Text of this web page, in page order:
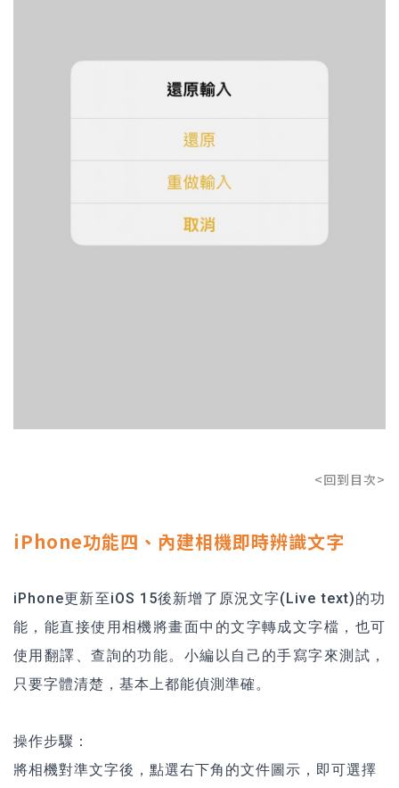
<回到目次>
iPhone功能四、內建相機即時辨識文字
iPhone更新至iOS 15後新增了原況文字(Live text)的功
能，能直接使用相機將畫面中的文字轉成文字檔，也可
使用翻譯、查詢的功能。小編以自己的手寫字來測試，
只要字體清楚，基本上都能偵測準確。
操作步驟：
將相機對準文字後，點選右下角的文件圖示，即可選擇